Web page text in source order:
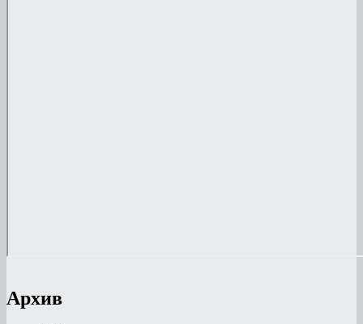
Архив